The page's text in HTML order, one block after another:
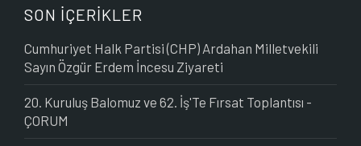
SON İÇERİKLER
Cumhuriyet Halk Partisi (CHP) Ardahan Milletvekili
Sayın Özgür Erdem İncesu Ziyareti
20. Kuruluş Balomuz ve 62. İş'Te Fırsat Toplantısı -
ÇORUM